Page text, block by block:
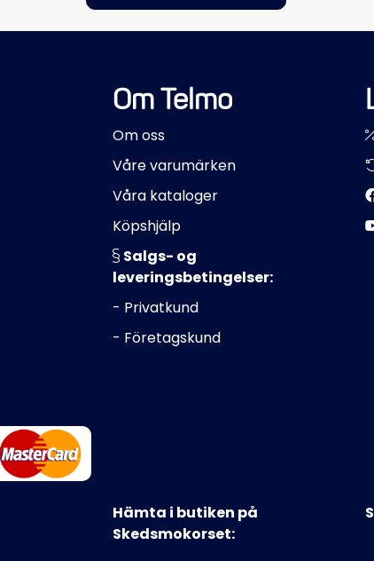
Om Telmo
Om oss
Våre varumärken
Våra kataloger
Köpshjälp
Salgs- og
leveringsbetingelser:
- Privatkund
- Företagskund
Hämta i butiken på
Skedsmokorset: